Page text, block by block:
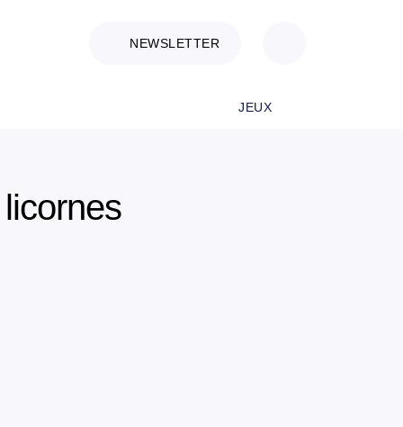
NEWSLETTER
JEUX